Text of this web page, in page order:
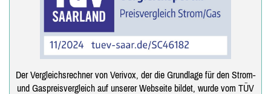
Der Vergleichsrechner von Verivox, der die Grundlage für den Strom-
und Gaspreisvergleich auf unserer Webseite bildet, wurde vom TÜV